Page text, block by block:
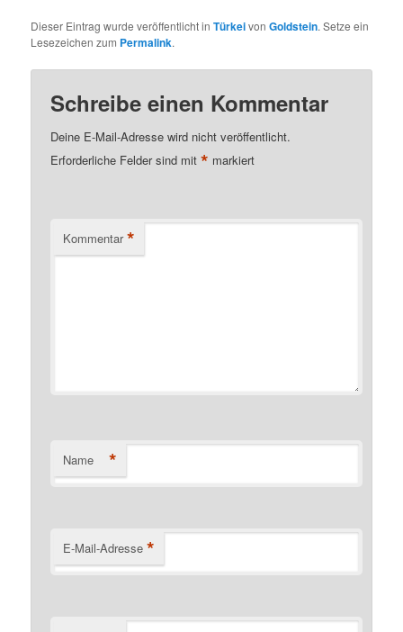
Dieser Eintrag wurde veröffentlicht inTürkeivonGoldstein. Setze ein
Lesezeichen zum Permalink.
Schreibe einen Kommentar
Deine E-Mail-Adresse wird nicht veröffentlicht.
Erforderliche Felder sind mit* markiert
Kommentar *
Name *
E-Mail-Adresse *